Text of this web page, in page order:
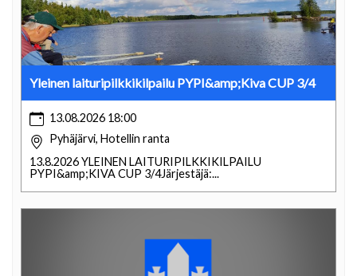
Yleinen laituripilkkikilpailu PYPI&amp;Kiva CUP 3/4
13.08.2026 18:00
Pyhäjärvi, Hotellin ranta
13.8.2026 YLEINEN LAITURIPILKKIKILPAILU
PYPI&amp;KIVA CUP 3/4Järjestäjä:...